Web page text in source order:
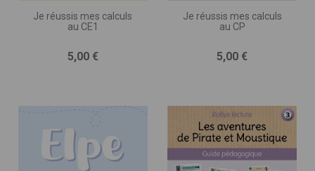
Je réussis mes calculs
au CE1
Prix
5,00 €
Je réussis mes calculs
au CP
Prix
5,00 €